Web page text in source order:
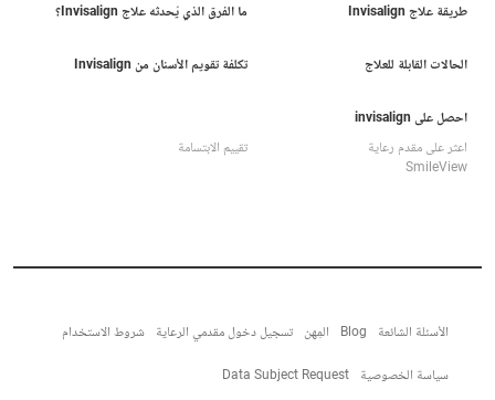
طريقة علاج Invisalign ما الفرق الذي يُحدثه علاج Invisalign؟
الحالات القابلة للعلاج تكلفة تقويم الأسنان من Invisalign
احصل على invisalign
اعثر على مقدم رعاية
تقييم الابتسامة
SmileView
الأسئلة الشائعة Blog المِهن تسجيل دخول مقدمي الرعاية شروط الاستخدام
سياسة الخصوصية Data Subject Request